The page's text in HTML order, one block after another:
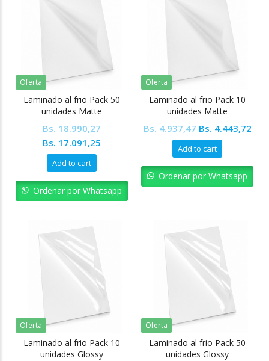
Oferta
Laminado al frio Pack 50
unidades Matte
Bs.18.990,27
Original
price
was:
Bs. 18.990,27.
Bs. 17.091,25
Bs. 17.091,25.
Add to cart
Ordenar por Whatsapp
Oferta
Laminado al frio Pack 10
unidades Matte
Bs.4.937,47 Original
price
was:
Bs. 4.937,47.
Bs. 4.443,72
Bs.
Add to cart
Ordenar por Whatsapp
Oferta
Laminado al frio Pack 10
unidades Glossy
Oferta
Laminado al frio Pack 50
unidades Glossy